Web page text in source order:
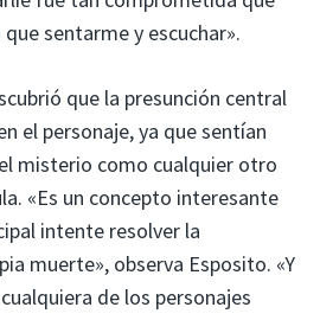
sentarme y escuchar».
que la presunción central
el personaje, ya que sentían
misterio como cualquier otro
«Es un concepto interesante
intente resolver la
muerte», observa Esposito. «Y
de los personajes